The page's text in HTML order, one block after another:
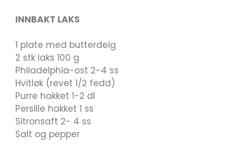
INNBAKT LAKS
1 plate med butterdeig
2 stk laks 100 g
Philadelphia-ost 2-4 ss
Hvitløk (revet 1/2 fedd)
Purre hakket 1-2 dl
Persille hakket 1 ss
Sitronsaft 2- 4 ss
Salt og pepper